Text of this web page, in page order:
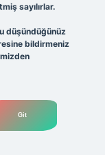
sayılırlar.
düşündüğünüz
bildirmeniz